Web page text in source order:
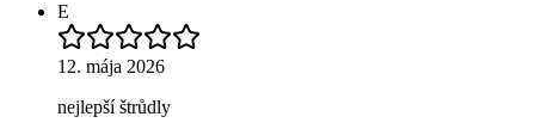
E
12. mája 2026
nejlepší štrůdly